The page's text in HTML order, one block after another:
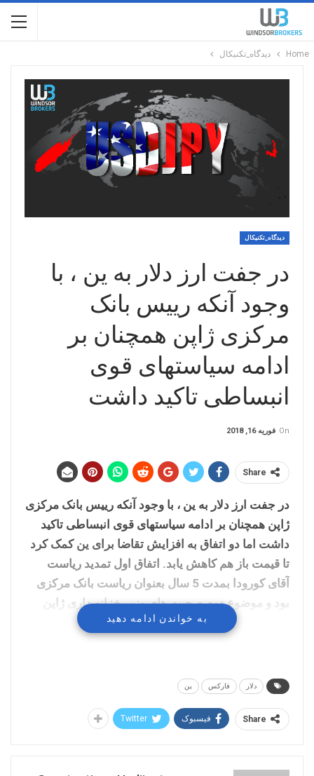
Home دیدگاه_تکنیکال
دیدگاه_تکنیکال
در جفت ارز دلار به ین ، با
وجود آنکه رییس بانک
مرکزی ژاپن همچنان بر
ادامه سیاستهای قوی
انبساطی تاکید داشت
On فوریه 16, 2018
Share
در جفت ارز دلار به ین ، با وجود آنکه رییس بانک مرکزی
ژاپن همچنان بر ادامه سیاستهای قوی انبساطی تاکید
داشت اما دو اتفاق به افزایش تقاضا برای ین کمک کرد
تا قیمت باز هم کاهش یابد. اتفاق اول تمدید ریاست
آقای کورودا بمدت 5 سال بعنوان ریاست بانک مرکزی
بود و موضوع دوم صحبت های وزیر خزانه داری ژاپن
مبنی بر اینکه نیازی به دخالت دولت و بانک مرکزی ژاپن
در بازار ارز برای کنترل نرخ ین وجود ندارد. با این
نزولی قیمت خواهد بود. هرچند بدلیل شارپی بودن نزول
به خواندن ادامه دهید
دلار فارکس ین
Share فیسبوک Twitter